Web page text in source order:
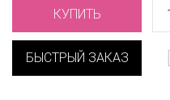
КУПИТЬ
БЫСТРЫЙ ЗАКАЗ